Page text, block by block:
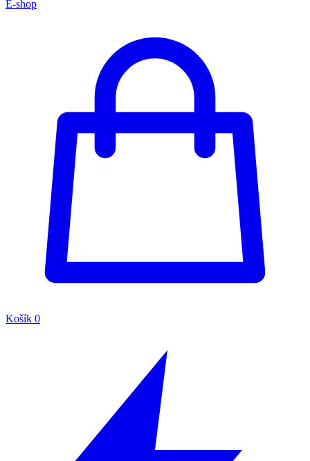
E-shop
Košík 0